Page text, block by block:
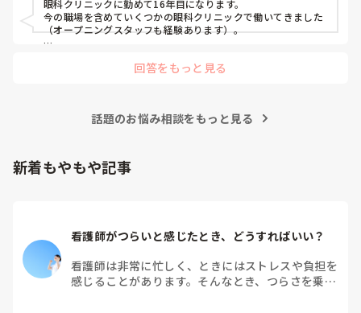
眼科クリニックに勤めて16年目になります。
今の職場を含めていくつかの眼科クリニックで働いてきました
（オープニングスタッフも経験あります）。
●1日の患者来院数
（白内障、緑内障、硝子体手術etc.）
●1日のOPE件数
ろがほとんどです。
OPEがなければ、看護師が不在でも業務は十分成り立つからで
す。
看護師の主な業務は、
回答をもっと見る
話題のお悩み相談をもっと見る
新着もやもや記事
看護師がつらいと感じたとき、どうすればいい？
看護師は非常に忙しく、ときにはストレスや負担を
感じることがあります。そんなとき、つらさを乗り